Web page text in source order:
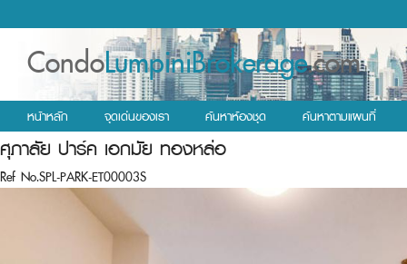
CondoLumpiniBrokerage.com
หน้าหลัก จุดเด่นของเรา ค้นหาห้องชุด ค้นหาตามแผนที่
ศุภาลัย ปาร์ค เอกมัย ทองหล่อ
Ref No.SPL-PARK-ET00003S